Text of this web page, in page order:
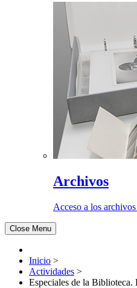
Archivos
Acceso a los
Close Menu
Inicio >
Actividades >
Especiales de la Biblioteca.